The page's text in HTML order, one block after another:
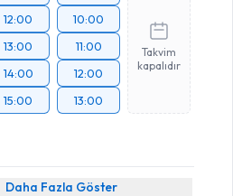
12:00
13:00
14:00
15:00
10:00
11:00
12:00
13:00
Takvim
kapalıdır
Daha Fazla Göster